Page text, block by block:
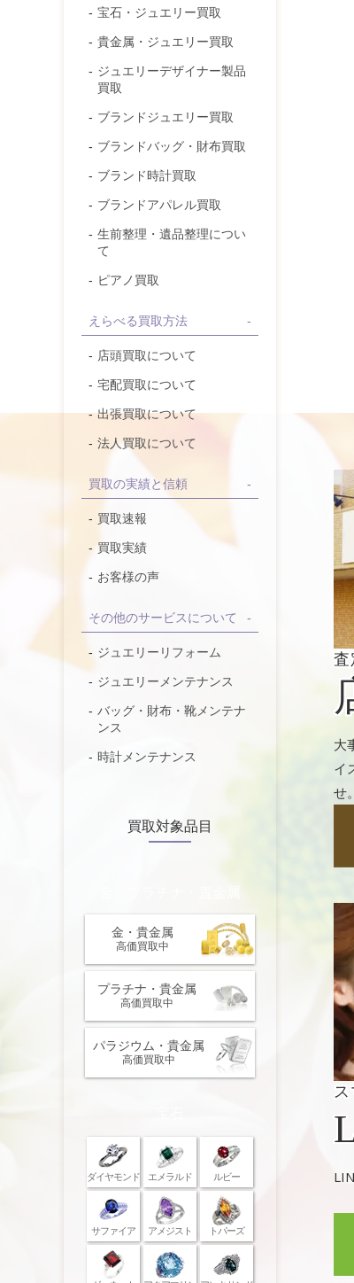
宝石 ・ジュエリー買取
貴金属・ジュエリー買取
ジュエリーデザイナー製品
買取
ブランドジュエリー買取
ブランドバッグ・財布買取
ブランド時計買取
ブランドアパレル買取
生前整理・遺品整理につい
て
ピアノ買取
えらべる買取方法
店頭買取について
宅配買取について
出張買取について
法人買取について
買取の実績と信頼
買取速報
買取実績
お客様の声
その他のサービスについて
ジュエリーリフォーム
ジュエリーメンテナンス
バッグ・財布・靴メンテナ
ンス
時計メンテナンス
買取対象品目
金・貴金属
高価買取中
プラチナ・貴金属
高価買取中
パラジウム・貴金属
高価買取中
ダイヤモンド エメラルド ルビー
サファイア アメジスト トパーズ
査
大
イ
せ。